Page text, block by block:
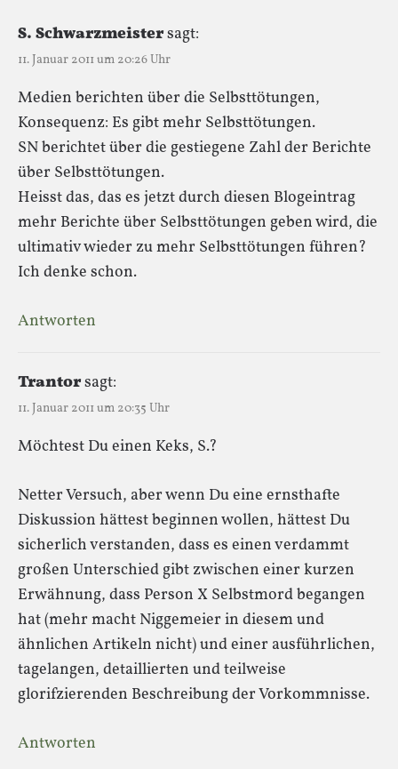
S. Schwarzmeistersagt:
11. Januar 2011 um 20:26 Uhr
Medien berichten über die Selbsttötungen,
Konsequenz: Es gibt mehr Selbsttötungen.
SN berichtet über die gestiegene Zahl der Berichte
über Selbsttötungen.
Heisst das, das es jetzt durch diesen Blogeintrag
mehr Berichte über Selbsttötungen geben wird, die
ultimativ wieder zu mehr Selbsttötungen führen?
Ich denke schon.
Antworten
Trantorsagt:
11. Januar 2011 um 20:35 Uhr
Möchtest Du einen Keks, S.?
Netter Versuch, aber wenn Du eine ernsthafte
Diskussion hättest beginnen wollen, hättest Du
sicherlich verstanden, dass es einen verdammt
großen Unterschied gibt zwischen einer kurzen
Erwähnung, dass Person X Selbstmord begangen
hat (mehr macht Niggemeier in diesem und
ähnlichen Artikeln nicht) und einer ausführlichen,
tagelangen, detaillierten und teilweise
glorifzierenden Beschreibung der Vorkommnisse.
Antworten